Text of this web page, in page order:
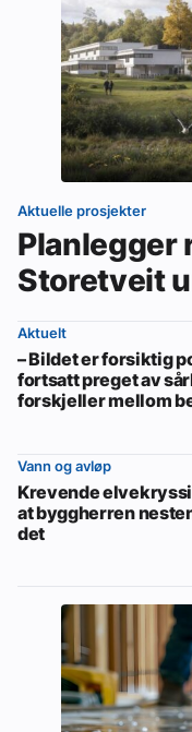
Aktuelle prosjekter
Planlegger
Storetveit
Aktuelt
– Bildet er forsiktig
fortsatt preget av
forskjeller mellom
Vann og avløp
Krevende
at byggherren
det